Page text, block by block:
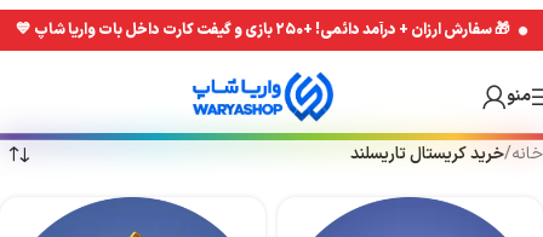
Skip
to
Skip
to
content
🎁 سفارش ارزان + درآمد دائمی! +۲۵۰ بازی و گیفت کارت داخل بات واریا شاپ 💙
منو
خانه/خرید کریستال تاریسلند